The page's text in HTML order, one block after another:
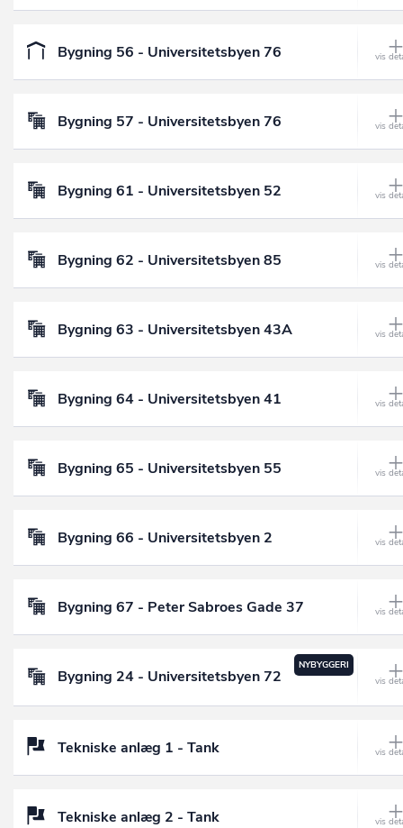
Bygning 56 - Universitetsbyen 76
Bygning 57 - Universitetsbyen 76
Bygning 61 - Universitetsbyen 52
Bygning 62 - Universitetsbyen 85
Bygning 63 - Universitetsbyen 43A
Bygning 64 - Universitetsbyen 41
Bygning 65 - Universitetsbyen 55
Bygning 66 - Universitetsbyen 2
Bygning 67 - Peter Sabroes Gade 37
Bygning 24 - Universitetsbyen 72
NYBYGGERI
Tekniske anlæg 1 - Tank
Tekniske anlæg 2 - Tank